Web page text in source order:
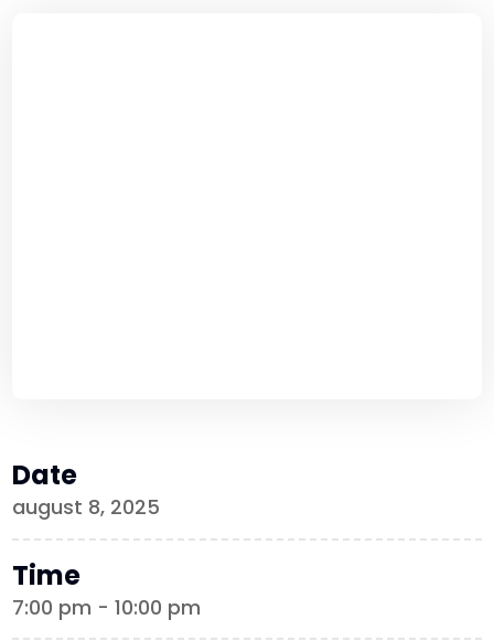
Date
august 8, 2025
Time
7:00 pm - 10:00 pm